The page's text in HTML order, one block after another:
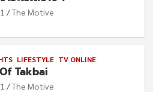
The Motive
LIFESTYLE TV ONLINE
Takbai
The Motive